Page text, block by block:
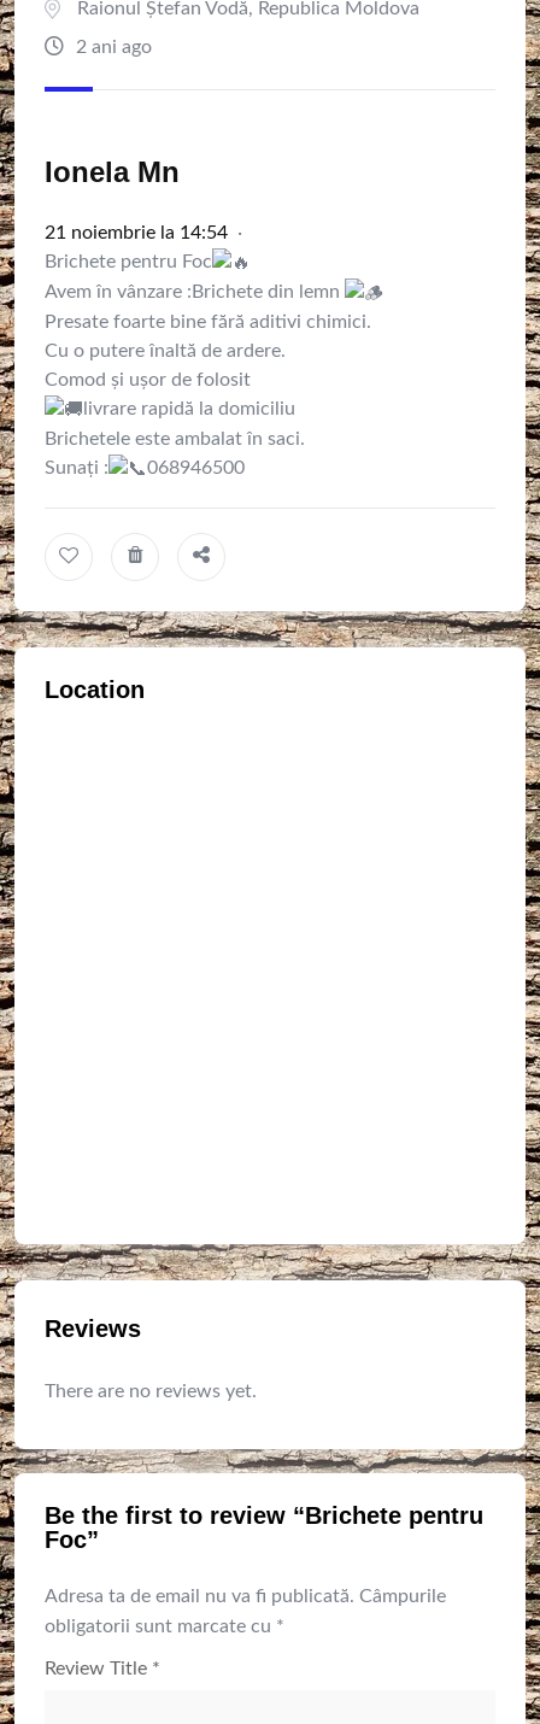
Raionul Ștefan Vodă, Republica Moldova
2 ani ago
Ionela Mn
21 noiembrie la 14:54 ·
Brichete pentru Foc
Avem în vânzare :Brichete din lemn
Presate foarte bine fără aditivi chimici.
Cu o putere înaltă de ardere.
Comod și ușor de folosit
livrare rapidă la domiciliu
Brichetele este ambalat în saci.
Sunați :
068946500
Location
Reviews
There are no reviews yet.
Be the first to review “Brichete pentru
Foc”
Adresa ta de email nu va fi publicată. Câmpurile
obligatorii sunt marcate cu *
Review Title *